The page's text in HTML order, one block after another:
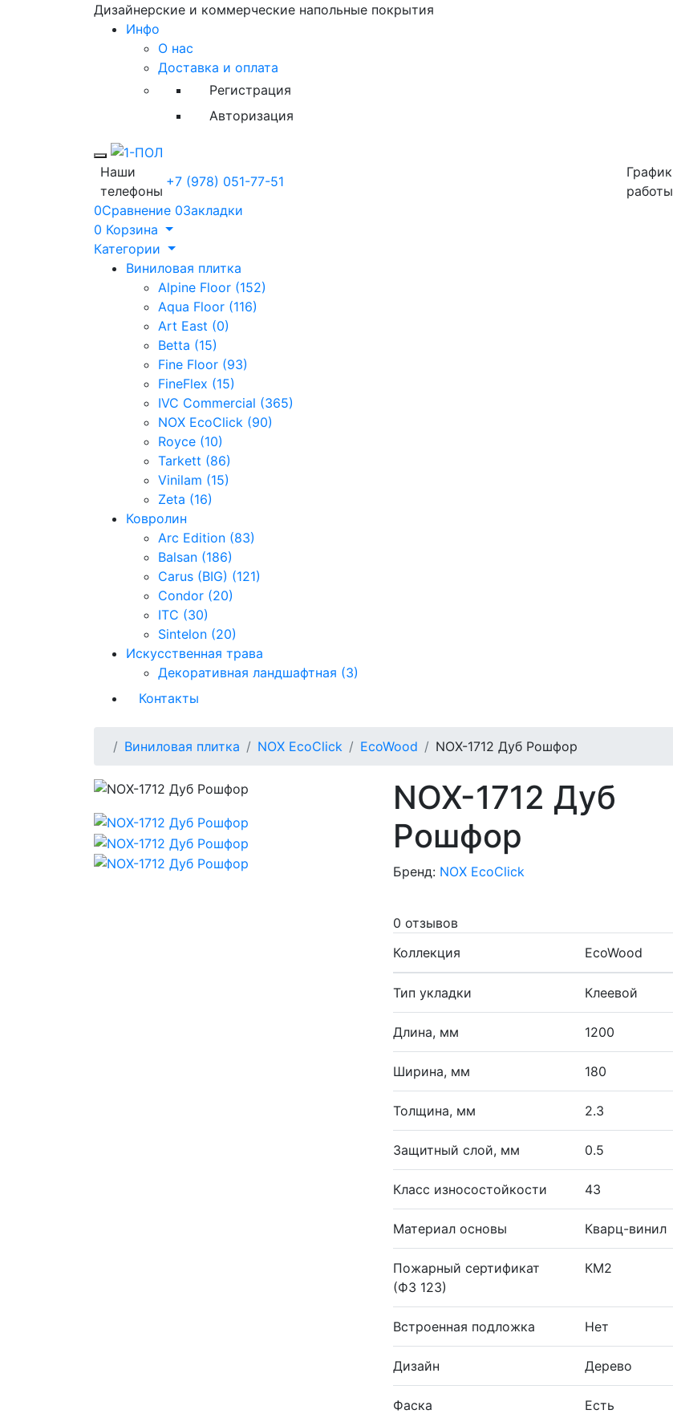
Дизайнерские и коммерческие напольные покрытия
Инфо
О нас
Доставка и оплата
Регистрация
Авторизация
Toggle mobile menu
Наши
телефоны
+7 (978) 051-77-51
График
работы
0Сравнение 0Закладки
0 Корзина
Категории
Виниловая плитка
Alpine Floor (152)
Aqua Floor (116)
Art East (0)
Betta (15)
Fine Floor (93)
FineFlex (15)
IVC Commercial (365)
NOX EcoClick (90)
Royce (10)
Tarkett (86)
Vinilam (15)
Zeta (16)
Ковролин
Arc Edition (83)
Balsan (186)
Carus (BIG) (121)
Condor (20)
ITC (30)
Sintelon (20)
Искусственная трава
Декоративная ландшафтная (3)
Контакты
Виниловая плитка NOX EcoClick EcoWood NOX-1712 Дуб Рошфор
NOX-1712 Дуб
Рошфор
Бренд: NOX EcoClick
0 отзывов
Коллекция
EcoWood
Тип укладки Клеевой
Длина, мм 1200
Ширина, мм 180
Толщина, мм 2.3
Защитный слой, мм 0.5
Класс износостойкости 43
Материал основы Кварц-винил
Пожарный сертификат
(ФЗ 123)
КМ2
Встроенная подложка Нет
Дизайн Дерево
Фаска Есть